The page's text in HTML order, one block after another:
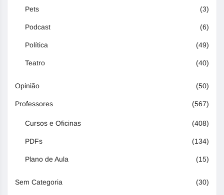
Pets (3)
Podcast (6)
Política (49)
Teatro (40)
Opinião (50)
Professores (567)
Cursos e Oficinas (408)
PDFs (134)
Plano de Aula (15)
Sem Categoria (30)